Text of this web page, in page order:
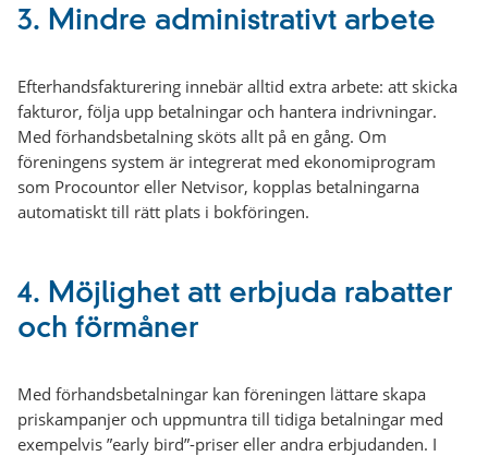
3. Mindre administrativt arbete
Efterhandsfakturering innebär alltid extra arbete: att skicka
fakturor, följa upp betalningar och hantera indrivningar.
Med förhandsbetalning sköts allt på en gång. Om
föreningens system är integrerat med ekonomi­program
som Procountor eller Netvisor, kopplas betalningarna
automatiskt till rätt plats i bokföringen.
4. Möjlighet att erbjuda rabatter
och förmåner
Med förhandsbetalningar kan föreningen lättare skapa
priskampanjer och uppmuntra till tidiga betalningar med
exempelvis ”early bird”-priser eller andra erbjudanden. I